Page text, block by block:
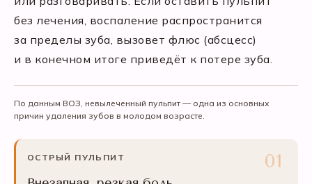
без лечения, воспаление распространится
за пределы зуба, вызовет флюс (абсцесс)
и в конечном итоге приведёт к потере зуба.
По данным ВОЗ, невылеченный пульпит — одна из основных
причин удаления зубов в молодом возрасте.
ОСТРЫЙ ПУЛЬПИТ